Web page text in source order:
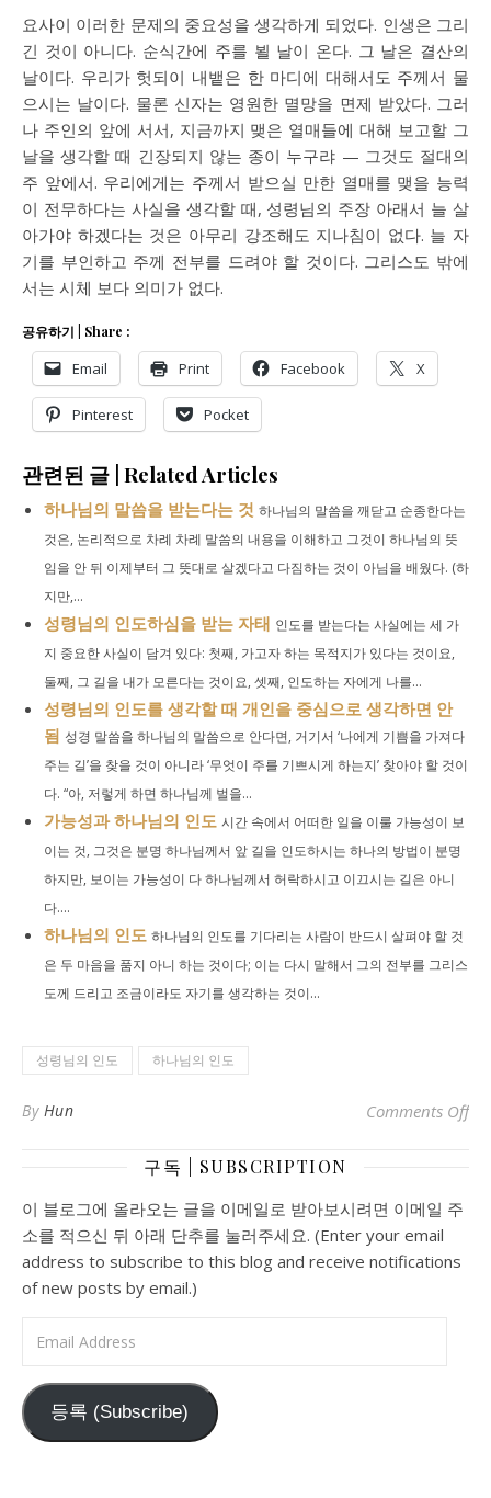
요사이 이러한 문제의 중요성을 생각하게 되었다. 인생은 그리
긴 것이 아니다. 순식간에 주를 뵐 날이 온다. 그 날은 결산의
날이다. 우리가 헛되이 내뱉은 한 마디에 대해서도 주께서 물
으시는 날이다. 물론 신자는 영원한 멸망을 면제 받았다. 그러
나 주인의 앞에 서서, 지금까지 맺은 열매들에 대해 보고할 그
날을 생각할 때 긴장되지 않는 종이 누구랴 — 그것도 절대의
주 앞에서. 우리에게는 주께서 받으실 만한 열매를 맺을 능력
이 전무하다는 사실을 생각할 때, 성령님의 주장 아래서 늘 살
아가야 하겠다는 것은 아무리 강조해도 지나침이 없다. 늘 자
기를 부인하고 주께 전부를 드려야 할 것이다. 그리스도 밖에
서는 시체 보다 의미가 없다.
공유하기 | Share :
Email Print Facebook X
Pinterest Pocket
관련된 글 | Related Articles
하나님의 말씀을 받는다는 것 하나님의 말씀을 깨닫고 순종한다는
것은, 논리적으로 차례 차례 말씀의 내용을 이해하고 그것이 하나님의 뜻
임을 안 뒤 이제부터 그 뜻대로 살겠다고 다짐하는 것이 아님을 배웠다. (하
지만,...
성령님의 인도하심을 받는 자태 인도를 받는다는 사실에는 세 가
지 중요한 사실이 담겨 있다: 첫째, 가고자 하는 목적지가 있다는 것이요,
둘째, 그 길을 내가 모른다는 것이요, 셋째, 인도하는 자에게 나를...
성령님의 인도를 생각할 때 개인을 중심으로 생각하면 안
됨 성경 말씀을 하나님의 말씀으로 안다면, 거기서 ‘나에게 기쁨을 가져다
주는 길’을 찾을 것이 아니라 ‘무엇이 주를 기쁘시게 하는지’ 찾아야 할 것이
다. “아, 저렇게 하면 하나님께 벌을...
가능성과 하나님의 인도 시간 속에서 어떠한 일을 이룰 가능성이 보
이는 것, 그것은 분명 하나님께서 앞 길을 인도하시는 하나의 방법이 분명
하지만, 보이는 가능성이 다 하나님께서 허락하시고 이끄시는 길은 아니
다....
하나님의 인도 하나님의 인도를 기다리는 사람이 반드시 살펴야 할 것
은 두 마음을 품지 아니 하는 것이다; 이는 다시 말해서 그의 전부를 그리스
도께 드리고 조금이라도 자기를 생각하는 것이...
성령님의 인도 하나님의 인도
By Hun Comments Offon
구독 | SUBSCRIPTION
이 블로그에 올라오는 글을 이메일로 받아보시려면 이메일 주
소를 적으신 뒤 아래 단추를 눌러주세요. (Enter your email
address to subscribe to this blog and receive notifications
of new posts by email.)
등록 (Subscribe)